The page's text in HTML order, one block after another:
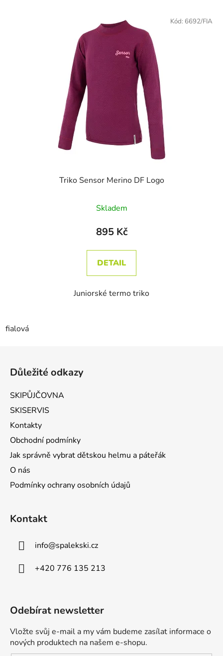
Triko Sensor Merino DF Logo
Skladem
895 Kč
DETAIL
Juniorské termo triko
fialová
Kód: 6692/FIA
Důležité odkazy
SKIPŮJČOVNA
SKISERVIS
Kontakty
Obchodní podmínky
Jak správně vybrat dětskou helmu a páteřák
O nás
Podmínky ochrany osobních údajů
Kontakt
info@spalekski.cz
+420 776 135 213
Odebírat newsletter
Vložte svůj e-mail a my vám budeme zasílat informace o
nových produktech na našem e-shopu.